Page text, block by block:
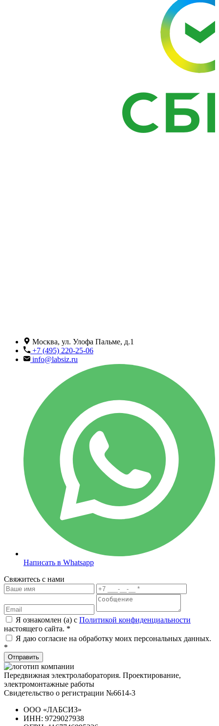
Москва, ул. Улофа Пальме, д.1
+7 (495) 220-25-06
info@labsiz.ru
Написать в Whatsapp
Свяжитесь с нами
Я ознакомлен (а) с Политикой конфиденциальности
настоящего сайта. *
Я даю согласие на обработку моих персональных данных.
*
Отправить
Передвижная электролаборатория. Проектирование,
электромонтажные работы
Свидетельство о регистрации №6614-3
ООО «ЛАБСИЗ»
ИНН: 9729027938